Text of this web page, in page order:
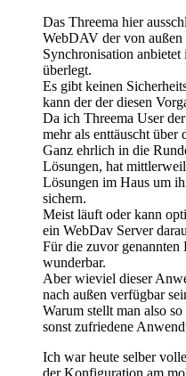
Das Threema hier
WebDAV der von außen
Synchronisation anbietet
überlegt.
Es gibt keinen
kann der der diesen
Da ich Threema User
mehr als enttäuscht über
Ganz ehrlich in die
Lösungen, hat
Lösungen im Haus um
sichern.
Meist läuft oder kann
ein WebDav Server
Für die zuvor
wunderbar.
Aber wieviel dieser
nach außen verfügbar
Warum stellt man also
sonst zufriedene
Ich war heute selber
der Konfiguration am